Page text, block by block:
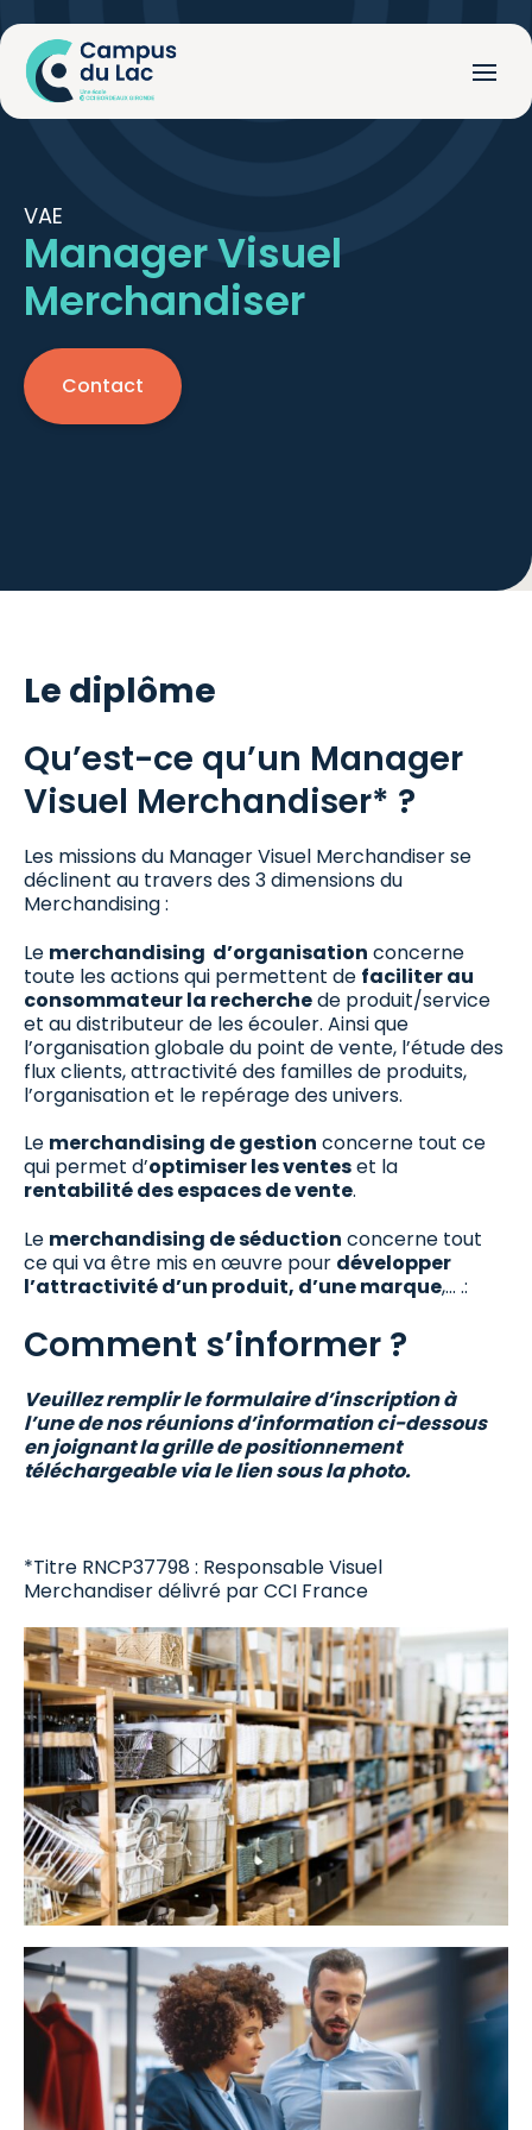
VAE
Manager Visuel
Merchandiser
Contact
Le diplôme
Qu’est-ce qu’un Manager
Visuel Merchandiser* ?
Les missions du Manager Visuel Merchandiser se
déclinent au travers des 3 dimensions du
Merchandising :
Le merchandising d’organisation concerne
toute les actions qui permettent de faciliter au
consommateur la recherchede produit/service
et au distributeur de les écouler. Ainsi que
l’organisation globale du point de vente, l’étude des
flux clients, attractivité des familles de produits,
l’organisation et le repérage des univers.
Le merchandising de gestion concerne tout ce
qui permet d’optimiser les venteset la
rentabilité des espaces de vente.
Le merchandising de séduction concerne tout
ce qui va être mis en œuvre pour développer
l’attractivité d’un produit, d’une marque,… .:
Comment s’informer ?
Veuillez remplir le formulaire d’inscription à
l’une de nos réunions d’information ci-dessous
en joignant la grille de positionnement
téléchargeable via le lien sous la photo.
*Titre RNCP37798 : Responsable Visuel
Merchandiser délivré par CCI France